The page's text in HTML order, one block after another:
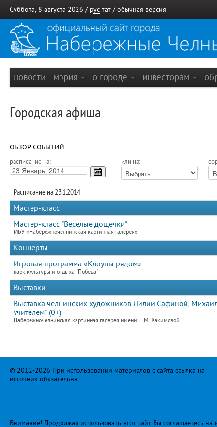
Суббота, 8 августа 2026 / рус тат / обычная версия
новости мэрия о городе инвесторам
Городская афиша
ОБЗОР СОБЫТИЙ
расписание на: или на:
Расписание на 23.1.2014
Мастер-класс
Мастер-класс "Веселые дощечки"
МБУ «Набережночелнинская картинная галерея»
Концерты
Игровая программа «Клоуны рядом»
парк культуры и отдыха "Победа"
Выставки
Выставка челнинских художников Лилии Сафиной,
учителем" (0+)
Набережночелнинская картинная галерея имени Г. М. Хакимовой
© 2012-2026 При использовании материалов с сайта ссылка на
источник обязательна.
Внимание! Продолжая использовать этот сайт Вы соглашаетесь